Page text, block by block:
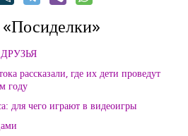
рассказали, где их дети проведут
году
для чего играют в видеоигры